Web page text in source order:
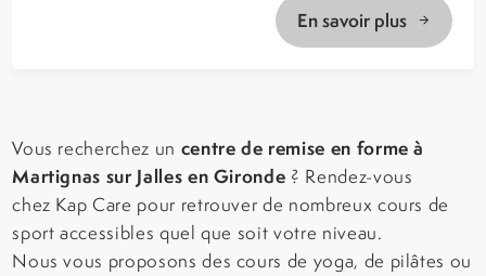
En savoir plus
Vous recherchez un centre de remise en forme à
Martignas sur Jalles en Gironde ? Rendez-vous
chez Kap Care pour retrouver de nombreux cours de
sport accessibles quel que soit votre niveau.
Nous vous proposons des cours de yoga, de pilâtes ou